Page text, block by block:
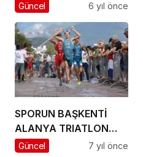
Güncel 6 yıl önce
SPORUN BAŞKENTİ
ALANYA TRIATLON
HEYECANINA HAZIR
Güncel 7 yıl önce